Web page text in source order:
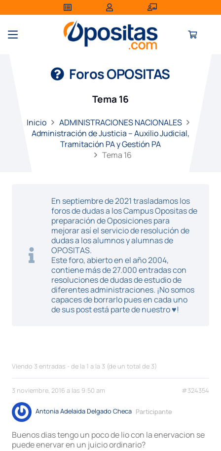
Foros OPOSITAS
Tema 16
Inicio
ADMINISTRACIONES NACIONALES
Administración de Justicia – Auxilio Judicial,
Tramitación PA y Gestión PA
Tema 16
En septiembre de 2021 trasladamos los
foros de dudas a los Campus Opositas de
preparación de Oposiciones para
mejorar así el servicio de resolución de
dudas a los alumnos y alumnas de
OPOSITAS.
Este foro, abierto en el año 2004,
contiene más de 27.000 entradas con
resoluciones de dudas de estudio de
diferentes administraciones. ¡No somos
capaces de borrarlo pues en cada uno
de sus post está parte de nuestro ♥!
Viendo 3 entradas - de la 1 a la 3 (de un total de 3)
3 noviembre, 2016 a las 9:50 am #324354
Antonia Adelaida Delgado Checa Participante
Buenos dias tengo un poco de lio con la enervacion se
puede enervar en un juicio ordinario?